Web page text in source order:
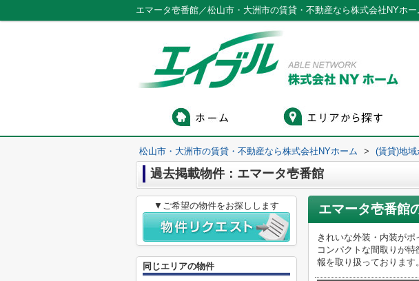
エマータ壱番館／松山市・大洲市の賃貸・不動産なら株式会社NYホー
松山市・大洲市の賃貸・不動産なら株式会社NYホーム > (賃貸)地
過去掲載物件：エマータ壱番館
エマータ壱番館
きれいな外装・内装が
コンパクトな間取りが
報を取り扱っておりま
▼ご希望の物件をお探しします
同じエリアの物件